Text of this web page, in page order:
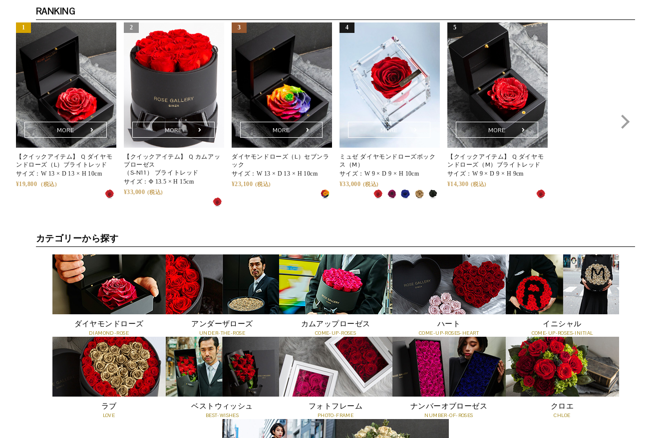
存在感を放ちます。
プロポーズや結婚記念日、大切な方への誕生日ギフトなど
特別な瞬間にふさわしい、唯一無二のローズです。
ンティカード。
蓋を開けた瞬間に広がるのは、驚きと喜び、そして一生忘
れられない感動です。
ありふれた花ギフトでは決して味わえない、唯一無二の贈
り物体験。
存在感のあるサイズ感は、飾る空間をより美しく演出しま
す。
[Mサイズ]W9 × D 9 × H 9cm
ことで、水を必要とせず、鮮やかな色合いとみずみずしさ
を長く保ちます。
Q. ギフトにふさわしいですか？
A. タイムレスローズは、人生の特別な日にこそ選ばれる花
です。結婚記念日や誕生日、プロポーズなど、大切な節目
に寄り添い、記憶に残るひとときを彩ります。カードやリ
ボン、ショッパーに至るまで細部にこだわり、受け取られ
た方に深い感動をお届けします。
Q. どのようなシーンで贈られていますか？
A. 「節目」や「記憶に刻みたい瞬間」にふさわしい贈り物
・プロポーズや結婚記念日の贈り物に
「枯れない花で想いを残す」──その願いに応える特別な一
品です。
Q. どのくらいの期間楽しめますか？
A. 散ることなく、その姿を長く保ちます。鮮やかな色彩は
時を重ねるごとにやわらかく深みを帯び、やがて穏やかな
セピアへと移ろいます。その変化さえも美として愉しめる
のが、タイムレスローズの魅力です。
Q. 飾る場所に注意はありますか？
A. 直射日光や高温多湿、乾燥の激しい場所、屋外や火気付
近はお避けください。落ち着いた環境に飾るほど、花の表
RANKING
MORE
【クイックアイテム】 Q ダイヤモ
ンドローズ（L）ブライトレッド
サイズ： W 13 × D 13 × H 10cm
19,800
MORE
【クイックアイテム】 Q カムアッ
プローゼス
（S-N11） ブライトレッド
サイズ： Φ 13.5 × H 15cm
33,000
MORE
ダイヤモンドローズ（L）セブンラ
ック
サイズ： W 13 × D 13 × H 10cm
23,100
MORE
ミュゼ ダイヤモンドローズボック
ス（M）
サイズ： W 9 × D 9 × H 10cm
33,000
MORE
【クイックアイテム】 Q ダイヤモ
ンドローズ（M）ブライトレッド
サイズ： W 9 × D 9 × H 9cm
14,300
カテゴリーから探す
ダイヤモンドローズ
DIAMOND-ROSE
アンダーザローズ
UNDER-THE-ROSE
カムアップローゼス
COME-UP-ROSES
ハート
COME-UP-ROSES-HEART
イニシャル
COME-UP-ROSES-INITIAL
ラブ
LOVE
ベストウィッシュ
BEST-WISHES
フォトフレーム
PHOTO-FRAME
ナンバーオブローゼス
NUMBER-OF-ROSES
クロエ
CHLOE